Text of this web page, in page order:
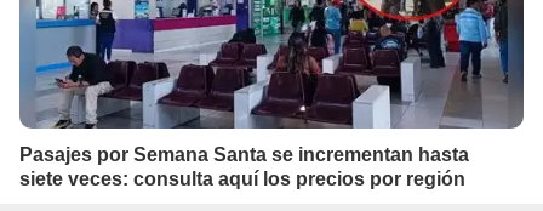
Pasajes por Semana Santa se incrementan hasta
siete veces: consulta aquí los precios por región